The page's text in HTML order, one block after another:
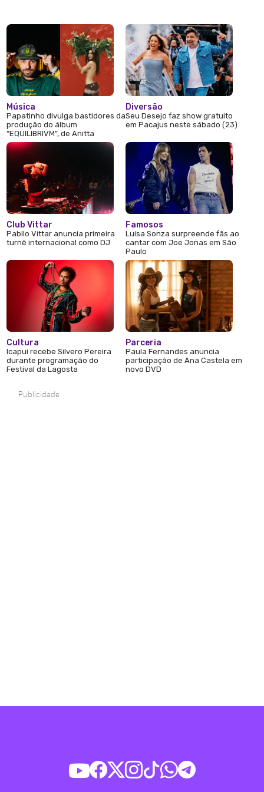
Música
Papatinho divulga bastidores da
produção do álbum
“EQUILIBRIVM”, de Anitta
Club Vittar
Pabllo Vittar anuncia primeira
turnê internacional como DJ
Cultura
Icapuí recebe Silvero Pereira
durante programação do
Festival da Lagosta
Diversão
Seu Desejo faz show gratuito
em Pacajus neste sábado (23)
Famosos
Luísa Sonza surpreende fãs ao
cantar com Joe Jonas em São
Paulo
Parceria
Paula Fernandes anuncia
participação de Ana Castela em
novo DVD
Publicidade